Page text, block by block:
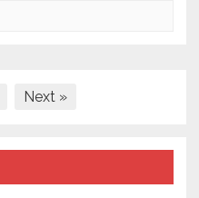
無
Next »